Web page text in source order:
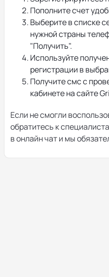
Пополните счет
Выберите в списке
нужной страны
"Получить".
Используйте
регистрации в
Получите смс с
кабинете на сайте
Если не смогли
обратитесь к
в онлайн чат и мы